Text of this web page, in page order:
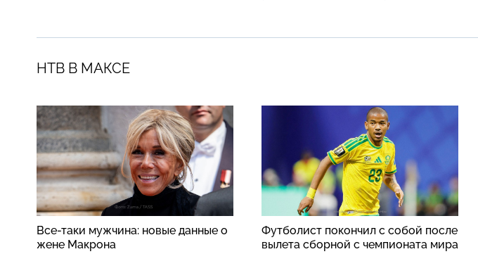
НТВ В МАКСЕ
Все-таки мужчина: новые данные о
жене Макрона
Футболист покончил с собой после
вылета сборной с чемпионата мира